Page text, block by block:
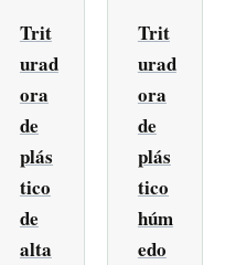
Trit
urad
ora
de
plás
tico
de
alta
Trit
urad
ora
de
plás
tico
húm
edo